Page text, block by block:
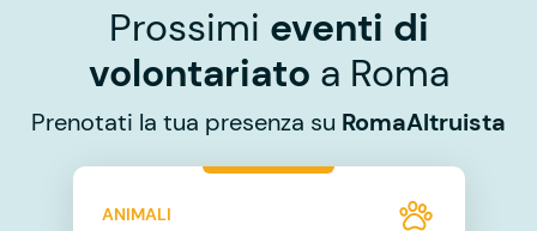
Prossimi eventi di
volontariato a Roma
Prenotati la tua presenza su RomaAltruista
ANIMALI